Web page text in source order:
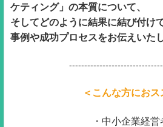
ケティング」の本質について、
そしてどのように結果に結び付け
事例や成功プロセスをお伝えいた
＜こんな方におス
・中小企業経営